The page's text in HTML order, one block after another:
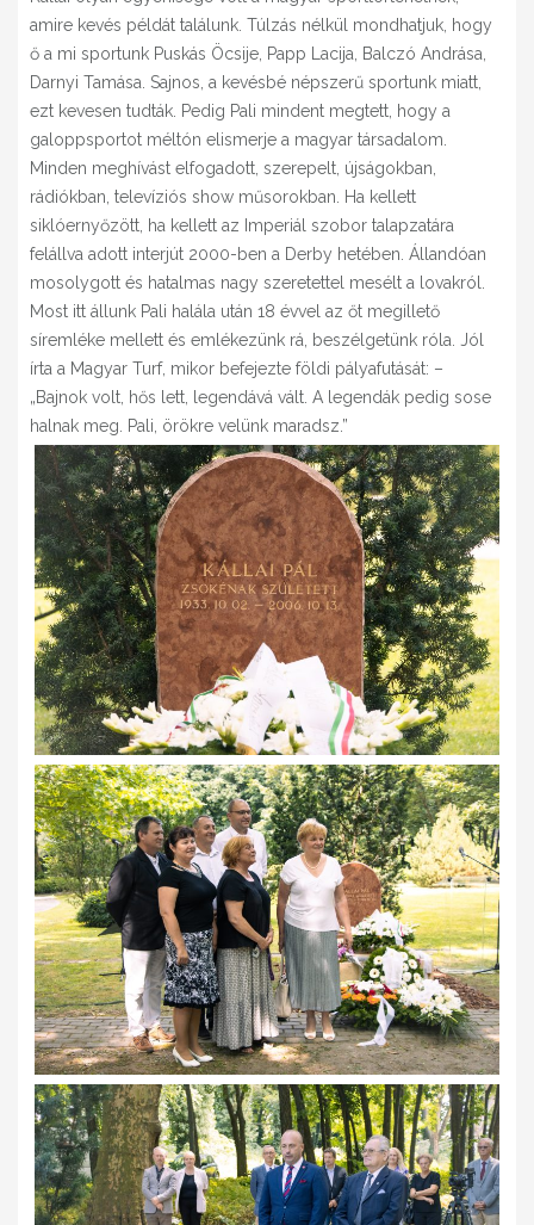
amire kevés példát találunk. Túlzás nélkül mondhatjuk, hogy
ő a mi sportunk Puskás Öcsije, Papp Lacija, Balczó Andrása,
Darnyi Tamása. Sajnos, a kevésbé népszerű sportunk miatt,
ezt kevesen tudták. Pedig Pali mindent megtett, hogy a
galoppsportot méltón elismerje a magyar társadalom.
Minden meghívást elfogadott, szerepelt, újságokban,
rádiókban, televíziós show műsorokban. Ha kellett
siklóernyőzött, ha kellett az Imperiál szobor talapzatára
felállva adott interjút 2000-ben a Derby hetében. Állandóan
mosolygott és hatalmas nagy szeretettel mesélt a lovakról.
Most itt állunk Pali halála után 18 évvel az őt megillető
síremléke mellett és emlékezünk rá, beszélgetünk róla. Jól
írta a Magyar Turf, mikor befejezte földi pályafutását: –
„Bajnok volt, hős lett, legendává vált. A legendák pedig sose
halnak meg. Pali, örökre velünk maradsz.”